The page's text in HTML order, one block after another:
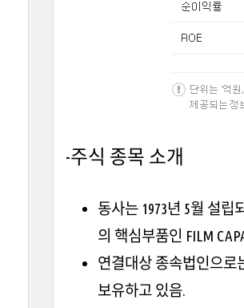
-주식 종목 소개
동사는 1973년 5월 설립
의 핵심부품인 FILM
연결대상 종속법인으로
보유하고 있음.